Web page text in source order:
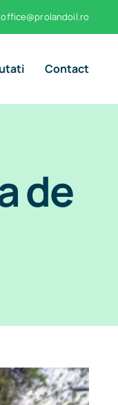
office@prolandoil.ro
Contact
de